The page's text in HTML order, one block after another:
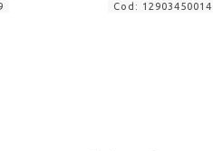
Cod: 12903450014